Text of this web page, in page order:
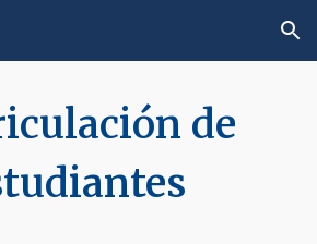
Skip to navigation
de